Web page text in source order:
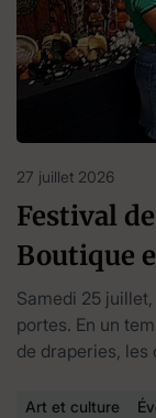
27 juillet 2026
Festival
Boutique
Samedi 25
portes. En un
de draperies,
Art et culture